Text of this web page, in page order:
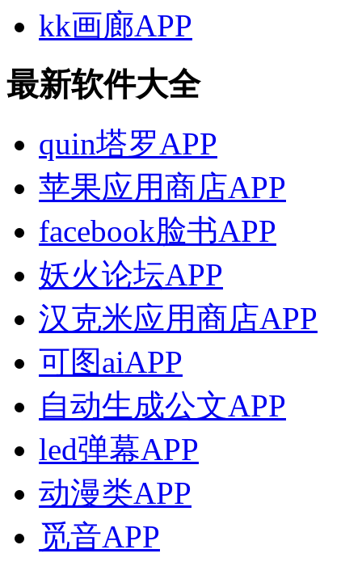
kk画廊APP
最新软件大全
quin塔罗APP
苹果应用商店APP
facebook脸书APP
妖火论坛APP
汉克米应用商店APP
可图aiAPP
自动生成公文APP
led弹幕APP
动漫类APP
觅音APP